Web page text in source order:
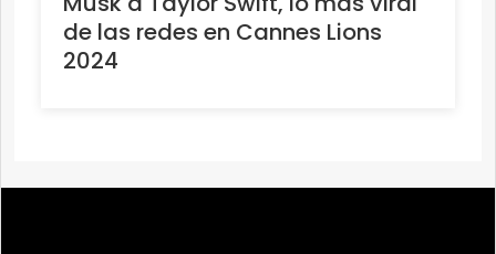
de las redes en Cannes Lions
2024